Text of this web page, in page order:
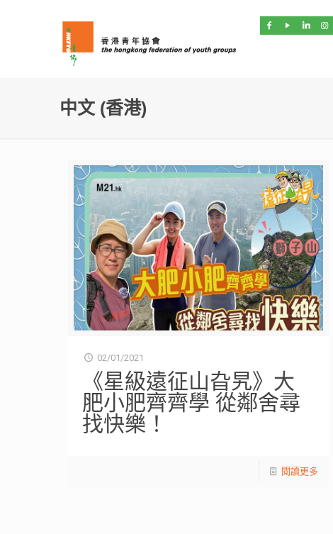
中文 (香港)
02/01/2021
《星級遠征山旮旯》大
肥小肥齊齊學 從鄰舍尋
找快樂！
閱讀更多